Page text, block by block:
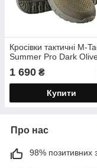
Кросівки тактичні M-
Summer Pro Dark
1 690 ₴
Купити
Про нас
98% позитивних з